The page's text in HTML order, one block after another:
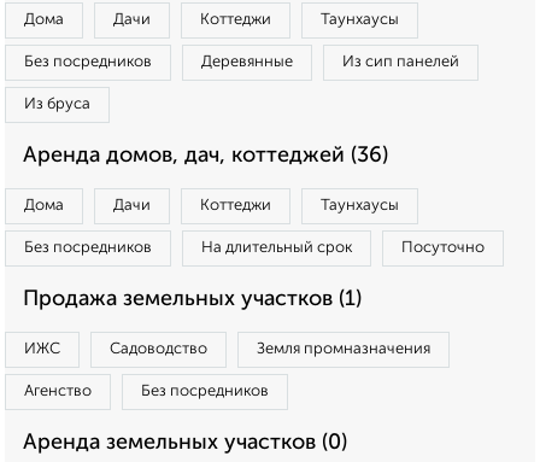
Дома Дачи Коттеджи Таунхаусы
Без посредников Деревянные Из сип панелей
Из бруса
Аренда домов, дач, коттеджей (36)
Дома Дачи Коттеджи Таунхаусы
Без посредников На длительный срок Посуточно
Продажа земельных участков (1)
ИЖС Садоводство Земля промназначения
Агенство Без посредников
Аренда земельных участков (0)